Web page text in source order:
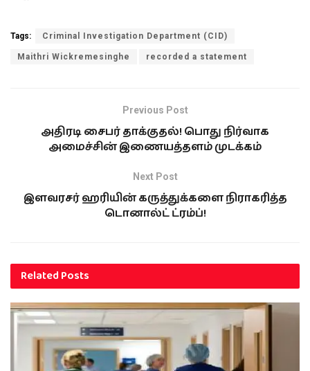
Tags: Criminal Investigation Department (CID)
Maithri Wickremesinghe recorded a statement
Previous Post
அதிரடி சைபர் தாக்குதல்! பொது நிர்வாக
அமைச்சின் இணையத்தளம் முடக்கம்
Next Post
இளவரசர் ஹரியின் கருத்துக்களை நிராகரித்த
டொனால்ட் ட்ரம்ப்!
RelatedPosts